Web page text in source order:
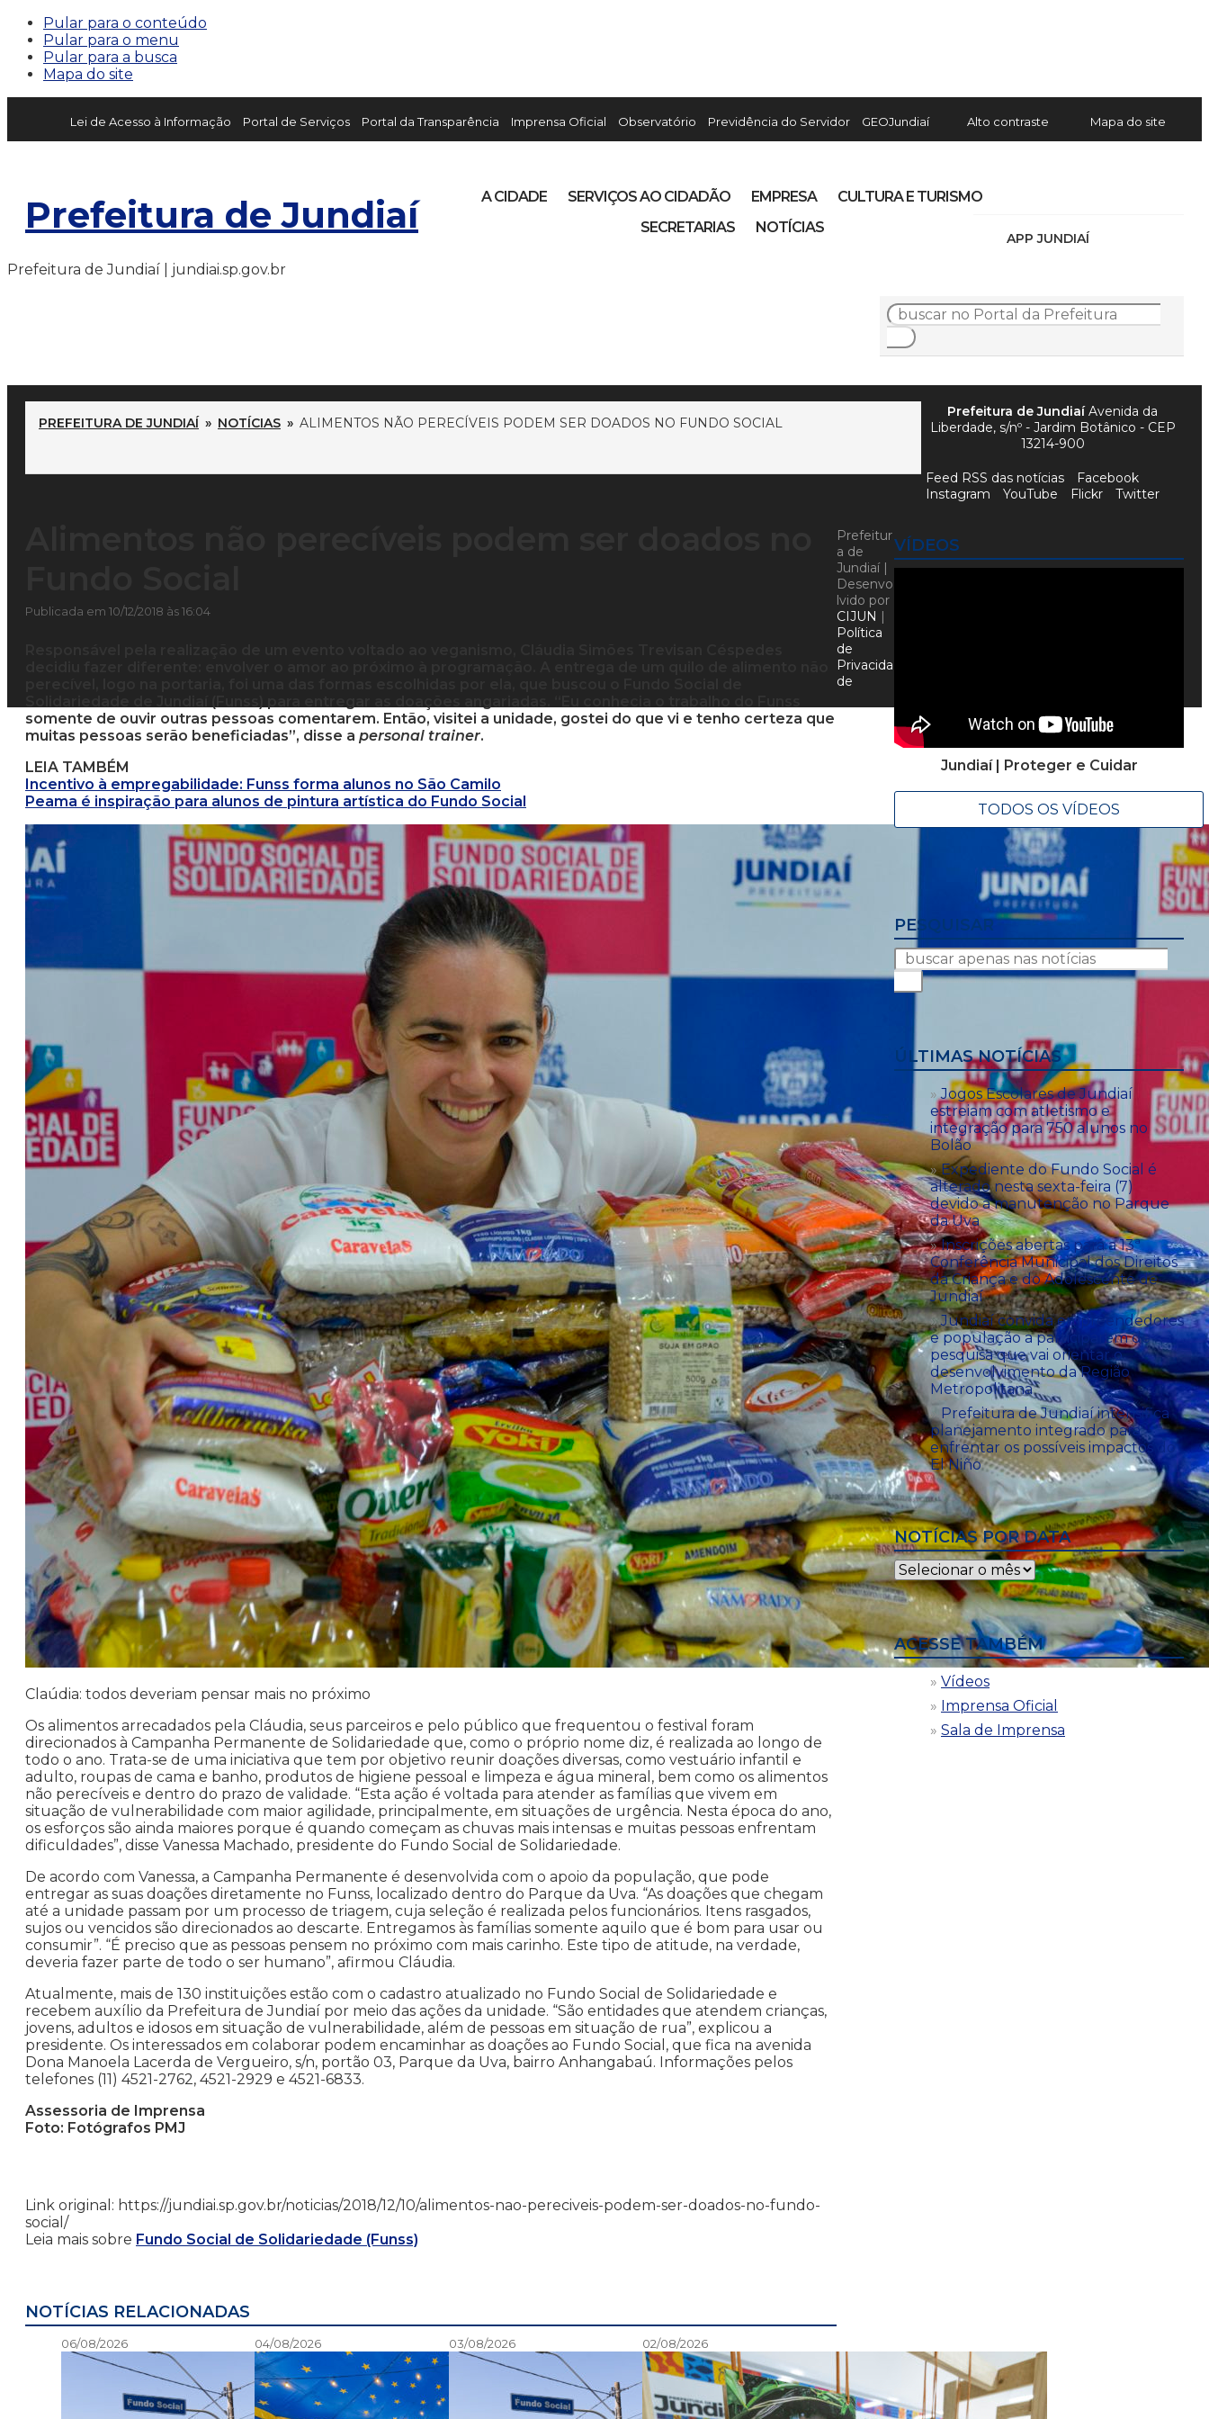
Pular para o conteúdo
Pular para o menu
Pular para a busca
Mapa do site
Lei de Acesso à Informação Portal de Serviços Portal da Transparência Imprensa Oficial Observatório Previdência do Servidor GEOJundiaí Alto contraste Mapa do site
Prefeitura de Jundiaí
APP JUNDIAÍ
A CIDADE SERVIÇOS AO CIDADÃO EMPRESA
CULTURA E TURISMO
SECRETARIAS
NOTÍCIAS
Prefeitura de Jundiaí | jundiai.sp.gov.br
PREFEITURA DE JUNDIAÍ » NOTÍCIAS » ALIMENTOS NÃO PERECÍVEIS PODEM SER DOADOS NO FUNDO SOCIAL
Publicada em 10/12/2018 às 16:04
somente de ouvir outras pessoas comentarem. Então, visitei a unidade, gostei do que vi e tenho certeza que
muitas pessoas serão beneficiadas”, disse a personal trainer.
LEIA TAMBÉM
Incentivo à empregabilidade: Funss forma alunos no São Camilo
Peama é inspiração para alunos de pintura artística do Fundo Social
Claúdia: todos deveriam pensar mais no próximo
Os alimentos arrecadados pela Cláudia, seus parceiros e pelo público que frequentou o festival foram
direcionados à Campanha Permanente de Solidariedade que, como o próprio nome diz, é realizada ao longo de
todo o ano. Trata-se de uma iniciativa que tem por objetivo reunir doações diversas, como vestuário infantil e
adulto, roupas de cama e banho, produtos de higiene pessoal e limpeza e água mineral, bem como os alimentos
não perecíveis e dentro do prazo de validade. “Esta ação é voltada para atender as famílias que vivem em
situação de vulnerabilidade com maior agilidade, principalmente, em situações de urgência. Nesta época do ano,
os esforços são ainda maiores porque é quando começam as chuvas mais intensas e muitas pessoas enfrentam
dificuldades”, disse Vanessa Machado, presidente do Fundo Social de Solidariedade.
De acordo com Vanessa, a Campanha Permanente é desenvolvida com o apoio da população, que pode
entregar as suas doações diretamente no Funss, localizado dentro do Parque da Uva. “As doações que chegam
até a unidade passam por um processo de triagem, cuja seleção é realizada pelos funcionários. Itens rasgados,
sujos ou vencidos são direcionados ao descarte. Entregamos às famílias somente aquilo que é bom para usar ou
consumir”. “É preciso que as pessoas pensem no próximo com mais carinho. Este tipo de atitude, na verdade,
deveria fazer parte de todo o ser humano”, afirmou Cláudia.
Atualmente, mais de 130 instituições estão com o cadastro atualizado no Fundo Social de Solidariedade e
recebem auxílio da Prefeitura de Jundiaí por meio das ações da unidade. “São entidades que atendem crianças,
jovens, adultos e idosos em situação de vulnerabilidade, além de pessoas em situação de rua”, explicou a
presidente. Os interessados em colaborar podem encaminhar as doações ao Fundo Social, que fica na avenida
Dona Manoela Lacerda de Vergueiro, s/n, portão 03, Parque da Uva, bairro Anhangabaú. Informações pelos
telefones (11) 4521-2762, 4521-2929 e 4521-6833.
Assessoria de Imprensa
Foto: Fotógrafos PMJ
Link original: https://jundiai.sp.gov.br/noticias/2018/12/10/alimentos-nao-pereciveis-podem-ser-doados-no-fundo-
social/
Leia mais sobre Fundo Social de Solidariedade (Funss)
NOTÍCIAS RELACIONADAS
06/08/2026 04/08/2026 03/08/2026 02/08/2026
VÍDEOS
Jundiaí | Proteger e Cuidar
TODOS OS VÍDEOS
PESQUISAR
ÚLTIMAS NOTÍCIAS
Jogos Escolares de Jundiaí
estreiam com atletismo e
integração para 750 alunos no
Bolão
Expediente do Fundo Social é
alterado nesta sexta-feira (7)
devido à manutenção no Parque
da Uva
Inscrições abertas para a 13ª
Conferência Municipal dos Direitos
da Criança e do Adolescente de
Jundiaí
Jundiaí convida empreendedores
e população a participarem de
pesquisa que vai orientar o
desenvolvimento da Região
Metropolitana
Prefeitura de Jundiaí intensifica
planejamento integrado para
enfrentar os possíveis impactos do
El Niño
NOTÍCIAS POR DATA
Notícias
por
data
ACESSE TAMBÉM
Vídeos
Imprensa Oficial
Sala de Imprensa
Prefeitura de JundiaíAvenida da
Liberdade, s/nº - Jardim Botânico - CEP
13214-900
Feed RSS das notícias
Facebook
Instagram
YouTube Flickr Twitter
Prefeitur
a de
Jundiaí |
Desenvo
lvido por
CIJUN |
Política
de
Privacida
de